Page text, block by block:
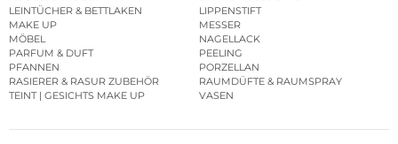
LEINTÜCHER & BETTLAKEN
LIPPENSTIFT
MAKE UP
MESSER
MÖBEL
NAGELLACK
PARFUM & DUFT
PEELING
PFANNEN
PORZELLAN
RASIERER & RASUR ZUBEHÖR
RAUMDÜFTE & RAUMSPRAY
TEINT | GESICHTS MAKE UP
VASEN